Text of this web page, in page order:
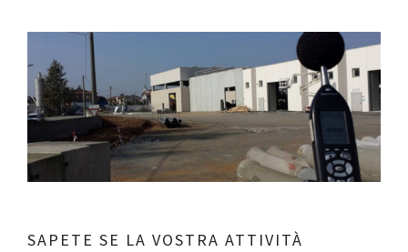
SAPETE SE LA VOSTRA ATTIVITÀ